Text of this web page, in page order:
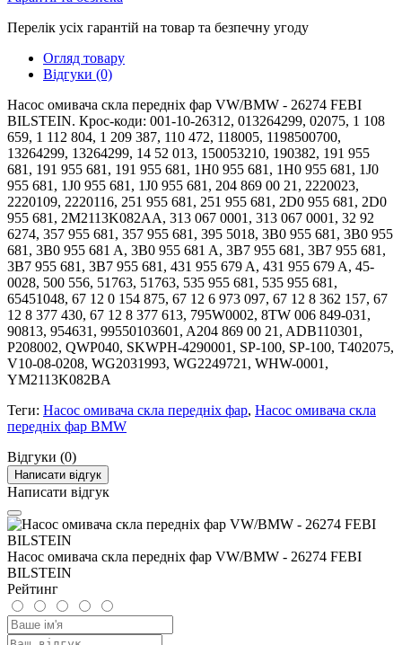
Перелік усіх гарантій на товар та безпечну угоду
Огляд товару
Відгуки (0)
Насос омивача скла передніх фар VW/BMW - 26274 FEBI
BILSTEIN. Крос-коди: 001-10-26312, 013264299, 02075, 1 108
659, 1 112 804, 1 209 387, 110 472, 118005, 1198500700,
13264299, 13264299, 14 52 013, 150053210, 190382, 191 955
681, 191 955 681, 191 955 681, 1H0 955 681, 1H0 955 681, 1J0
955 681, 1J0 955 681, 1J0 955 681, 204 869 00 21, 2220023,
2220109, 2220116, 251 955 681, 251 955 681, 2D0 955 681, 2D0
955 681, 2M2113K082AA, 313 067 0001, 313 067 0001, 32 92
6274, 357 955 681, 357 955 681, 395 5018, 3B0 955 681, 3B0 955
681, 3B0 955 681 A, 3B0 955 681 A, 3B7 955 681, 3B7 955 681,
3B7 955 681, 3B7 955 681, 431 955 679 A, 431 955 679 A, 45-
0028, 500 556, 51763, 51763, 535 955 681, 535 955 681,
65451048, 67 12 0 154 875, 67 12 6 973 097, 67 12 8 362 157, 67
12 8 377 430, 67 12 8 377 613, 795W0002, 8TW 006 849-031,
90813, 954631, 99550103601, A204 869 00 21, ADB110301,
P208002, QWP040, SKWPH-4290001, SP-100, SP-100, T402075,
V10-08-0208, WG2031993, WG2249721, WHW-0001,
YM2113K082BA
Теги: Насос омивача скла передніх фар, Насос омивача скла
передніх фар BMW
Відгуки (0)
Написати відгук
Написати відгук
Насос омивача скла передніх фар VW/BMW - 26274 FEBI
BILSTEIN
Рейтинг